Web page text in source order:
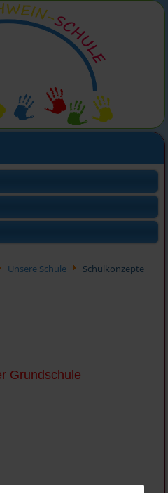
Unsere Schule Schulkonzepte
Grundschule